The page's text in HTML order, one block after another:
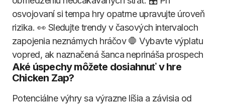
osvojovaní si tempa hry opatrne upravujte úroveň
rizika. 👀 Sledujte trendy v časových intervaloch
zapojenia neznámych hráčov 🛑 Vybavte výplatu
vopred, ak naznačená šanca neprináša prospech
Aké úspechy môžete dosiahnuť v hre
Chicken Zap?
Potenciálne výhry sa výrazne líšia a závisia od